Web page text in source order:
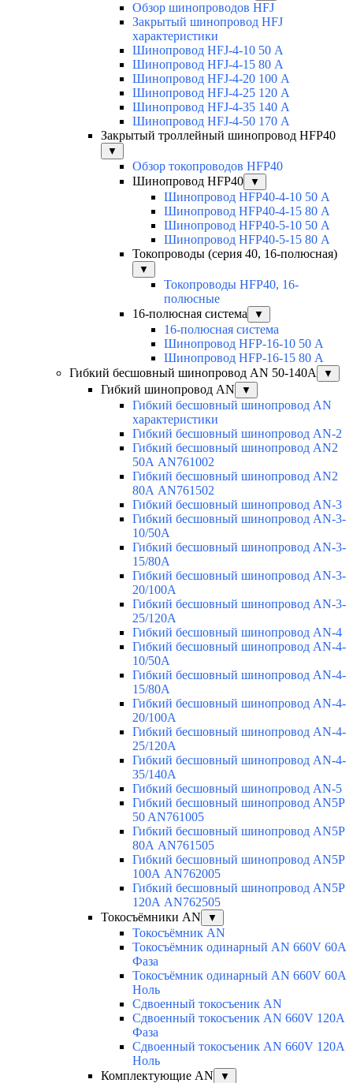
Обзор шинопроводов HFJ
Закрытый шинопровод HFJ
характеристики
Шинопровод HFJ-4-10 50 А
Шинопровод HFJ-4-15 80 А
Шинопровод HFJ-4-20 100 А
Шинопровод HFJ-4-25 120 А
Шинопровод HFJ-4-35 140 А
Шинопровод HFJ-4-50 170 А
Закрытый троллейный шинопровод HFP40
▼
Обзор токопроводов HFP40
Шинопровод HFP40
▼
Шинопровод HFP40-4-10 50 А
Шинопровод HFP40-4-15 80 А
Шинопровод HFP40-5-10 50 А
Шинопровод HFP40-5-15 80 А
Токопроводы (серия 40, 16-полюсная)
▼
Токопроводы HFP40, 16-
полюсные
16-полюсная система
▼
16-полюсная система
Шинопровод HFP-16-10 50 А
Шинопровод HFP-16-15 80 А
Гибкий бесшовный шинопровод AN 50-140А
▼
Гибкий шинопровод AN ▼
Гибкий бесшовный шинопровод AN
характеристики
Гибкий бесшовный шинопровод AN-2
Гибкий бесшовный шинопровод AN2
50А AN761002
Гибкий бесшовный шинопровод AN2
80А AN761502
Гибкий бесшовный шинопровод AN-3
Гибкий бесшовный шинопровод AN-3-
10/50A
Гибкий бесшовный шинопровод AN-3-
15/80A
Гибкий бесшовный шинопровод AN-3-
20/100A
Гибкий бесшовный шинопровод AN-3-
25/120A
Гибкий бесшовный шинопровод AN-4
Гибкий бесшовный шинопровод AN-4-
10/50A
Гибкий бесшовный шинопровод AN-4-
15/80A
Гибкий бесшовный шинопровод AN-4-
20/100A
Гибкий бесшовный шинопровод AN-4-
25/120A
Гибкий бесшовный шинопровод AN-4-
35/140A
Гибкий бесшовный шинопровод AN-5
Гибкий бесшовный шинопровод AN5P
50 AN761005
Гибкий бесшовный шинопровод AN5P
80А AN761505
Гибкий бесшовный шинопровод AN5P
100А AN762005
Гибкий бесшовный шинопровод AN5P
120А AN762505
Токосъёмники AN
▼
Токосъёмник AN
Токосъёмник одинарный AN 660V 60A
Фаза
Токосъёмник одинарный AN 660V 60A
Ноль
Сдвоенный токосъеник AN
Сдвоенный токосъеник AN 660V 120A
Фаза
Сдвоенный токосъеник AN 660V 120A
Ноль
Комплектующие AN
▼